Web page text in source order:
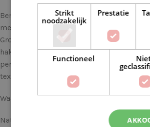
Ben je op zoek naar garen dat natuurlijke
met zachtheid en veelzijdigheid? Zoek
Grossa Ecopuno, een garen dat de harten
hakers over de hele wereld heeft
perfecte mix van katoen, merinowol en
textuur en prestaties te leveren.
Waarom de Lana Grossa Ecopuno 17
Natuurlijke Vezels: Lana Grossa Ecopuno
Strikt
noodzakelijk
Prestatie
Functioneel